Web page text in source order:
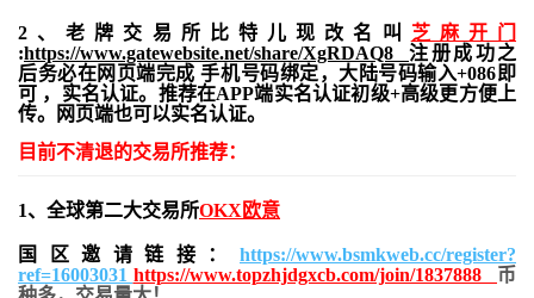
2、老牌交易所比特儿现改名叫 芝麻开门
:https://www.gatewebsite.net/share/XgRDAQ8 注册成功之
后务必在网页端完成 手机号码绑定，大陆号码输入+086即
可 ，实名认证。推荐在APP端实名认证初级+高级更方便上
传。网页端也可以实名认证。
目前不清退的交易所推荐：
1、全球第二大交易所OKX欧意
国区邀请链接： https://www.bsmkweb.cc/register?
ref=16003031 https://www.topzhjdgxcb.com/join/1837888 币